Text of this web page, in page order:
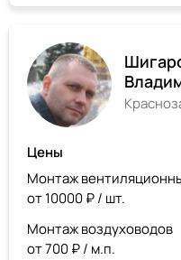
Цены
Монтаж
от 10000 ₽ / шт.
Монтаж воздуховодов
от 700 ₽ / м.п.